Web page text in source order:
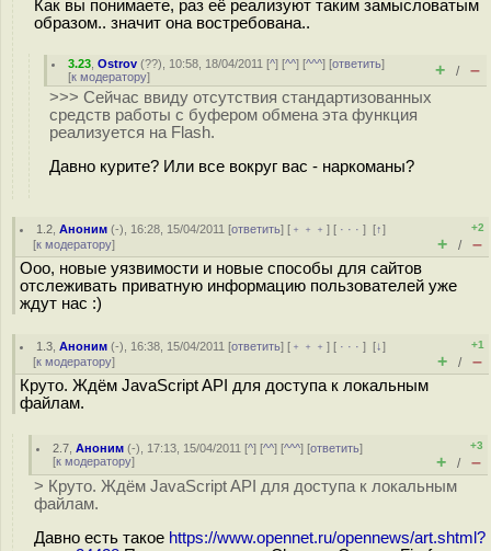
Как вы понимаете, раз её реализуют таким замысловатым
образом.. значит она востребована..
3.23 ,Ostrov (??), 10:58, 18/04/2011 [^] [^^] [^^^] [ответить]
[к модератору] + / –
>>> Сейчас ввиду отсутствия стандартизованных
средств работы с буфером обмена эта функция
реализуется на Flash.
Давно курите? Или все вокруг вас - наркоманы?
1.2 ,Аноним (-), 16:28, 15/04/2011 [ответить] [ ﹢﹢﹢] [ · · ·][↑]
[к модератору]
+2
+ / –
Ооо, новые уязвимости и новые способы для сайтов
отслеживать приватную информацию пользователей уже
ждут нас :)
1.3 ,Аноним (-), 16:38, 15/04/2011 [ответить] [ ﹢﹢﹢] [ · · ·][↓]
[к модератору]
+1
+ / –
Круто. Ждём JavaScript API для доступа к локальным
файлам.
2.7 ,Аноним (-), 17:13, 15/04/2011 [^] [^^] [^^^] [ответить]
[к модератору]
+3
+ / –
> Круто. Ждём JavaScript API для доступа к локальным
файлам.
Давно есть такое https://www.opennet.ru/opennews/art.shtml?